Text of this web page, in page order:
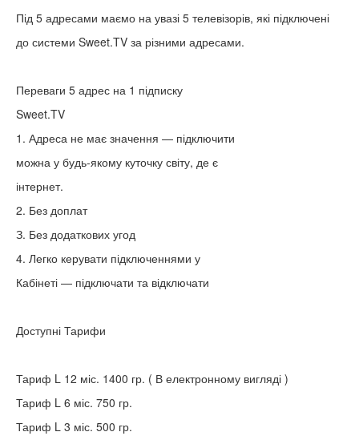
Під 5 адресами маємо на увазі 5 телевізорів, які підключені
до системи Sweet.TV за різними адресами.
Переваги 5 адрес на 1 підписку
Sweet.TV
1. Адреса не має значення — підключити
можна у будь-якому куточку світу, де є
інтернет.
2. Без доплат
З. Без додаткових угод
4. Легко керувати підключеннями у
Кабінеті — підключати та відключати
Доступні Тарифи
Тариф L 12 міс. 1400 гр. ( В електронному вигляді )
Тариф L 6 міс. 750 гр.
Тариф L 3 міс. 500 гр.